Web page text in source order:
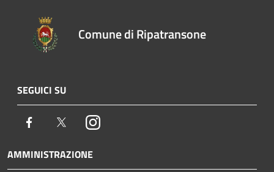
Comune di Ripatransone
SEGUICI SU
Facebook TwitterInstagram
AMMINISTRAZIONE